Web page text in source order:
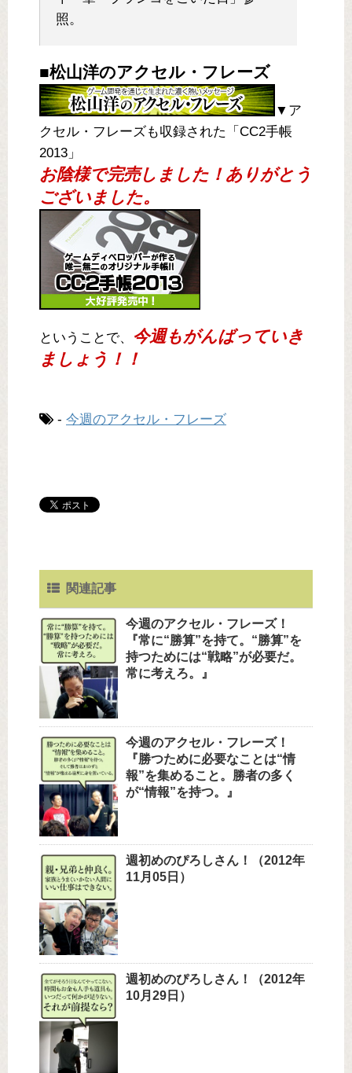
照。
■松山洋のアクセル・フレーズ
▼ア
クセル・フレーズも収録された「CC2手帳
2013」
お陰様で完売しました！ありがとう
ございました。
ということで、
今週もがんばっていき
ましょう！！
- 今週のアクセル・フレーズ
関連記事
今週のアクセル・フレーズ！
『常に“勝算”を持て。“勝算”を
持つためには“戦略”が必要だ。
常に考えろ。』
今週のアクセル・フレーズ！
『勝つために必要なことは“情
報”を集めること。勝者の多く
が“情報”を持つ。』
週初めのぴろしさん！（2012年
11月05日）
週初めのぴろしさん！（2012年
10月29日）